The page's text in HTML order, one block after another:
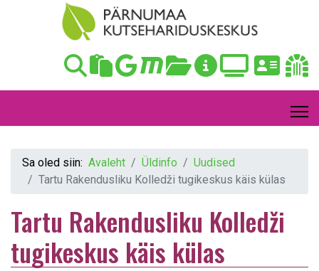
Sa oled siin: Avaleht Üldinfo
Uudised
Tartu Rakendusliku Kolledži tugikeskus käis külas
Tartu Rakendusliku Kolledži
tugikeskus käis külas